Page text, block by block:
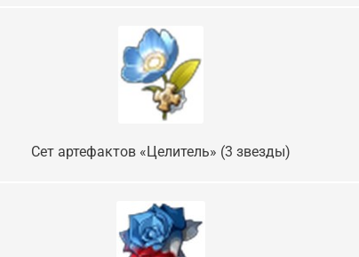
Сет артефактов «Целитель» (3 звезды)